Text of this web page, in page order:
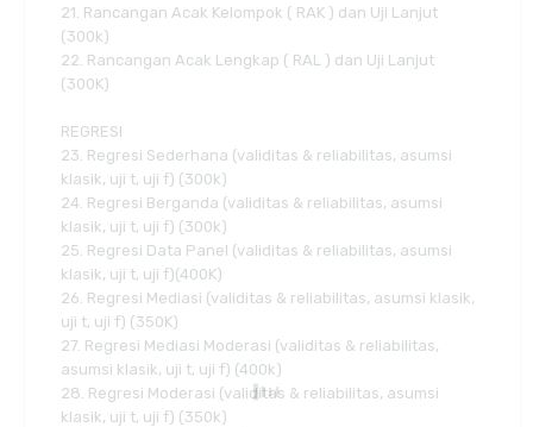
21. Rancangan Acak Kelompok ( RAK ) dan Uji Lanjut
(300k)
22. Rancangan Acak Lengkap ( RAL ) dan Uji Lanjut
(300K)
REGRESI
23. Regresi Sederhana (validitas & reliabilitas, asumsi
klasik, uji t, uji f) (300k)
24. Regresi Berganda (validitas & reliabilitas, asumsi
klasik, uji t, uji f) (300k)
25. Regresi Data Panel (validitas & reliabilitas, asumsi
klasik, uji t, uji f)(400K)
26. Regresi Mediasi (validitas & reliabilitas, asumsi klasik,
uji t, uji f) (350K)
27. Regresi Mediasi Moderasi (validitas & reliabilitas,
asumsi klasik, uji t, uji f) (400k)
28. Regresi Moderasi (validitas & reliabilitas, asumsi
klasik, uji t, uji f) (350k)